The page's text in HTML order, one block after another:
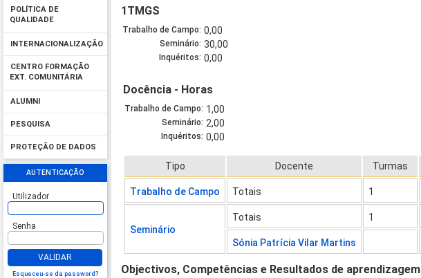
POLÍTICA DE
QUALIDADE
INTERNACIONALIZAÇÃO
CENTRO FORMAÇÃO
EXT. COMUNITÁRIA
ALUMNI
PESQUISA
PROTEÇÃO DE DADOS
AUTENTICAÇÃO
Utilizador
Senha
VALIDAR
Esqueceu-se da password?
1TMGS
Trabalho de Campo: 0,00
Seminário: 30,00
Inquéritos: 0,00
Docência - Horas
Trabalho de Campo: 1,00
Seminário: 2,00
Inquéritos: 0,00
Tipo Docente Turmas
Trabalho de Campo Totais 1
Seminário
Totais 1
Sónia Patrícia Vilar Martins
Objectivos, Competências e Resultados de aprendizagem